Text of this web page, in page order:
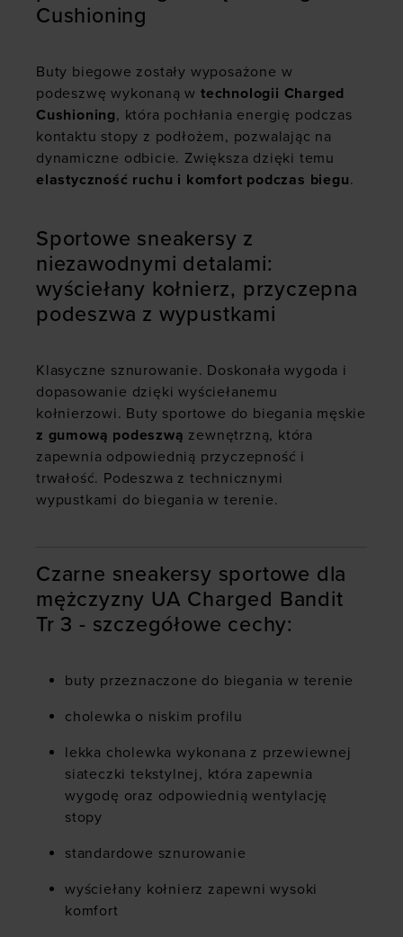
Cushioning
Buty biegowe zostały wyposażone w
podeszwę wykonaną wtechnologii Charged
Cushioning, która pochłania energię podczas
kontaktu stopy z podłożem, pozwalając na
dynamiczne odbicie. Zwiększa dzięki temu
elastyczność ruchu i komfort podczas biegu.
Sportowe sneakersy z
niezawodnymi detalami:
wyściełany kołnierz, przyczepna
podeszwa z wypustkami
Klasyczne sznurowanie. Doskonała wygoda i
dopasowanie dzięki wyściełanemu
kołnierzowi. Buty sportowe do biegania męskie
z gumową podeszwą zewnętrzną, która
zapewnia odpowiednią przyczepność i
trwałość. Podeszwa z technicznymi
wypustkami do biegania w terenie.
Czarne sneakersy sportowe dla
mężczyzny UA Charged Bandit
Tr 3 - szczegółowe cechy:
buty przeznaczone do biegania w terenie
cholewka o niskim profilu
lekka cholewka wykonana z przewiewnej
siateczki tekstylnej, która zapewnia
wygodę oraz odpowiednią wentylację
stopy
standardowe sznurowanie
wyściełany kołnierz zapewni wysoki
komfort